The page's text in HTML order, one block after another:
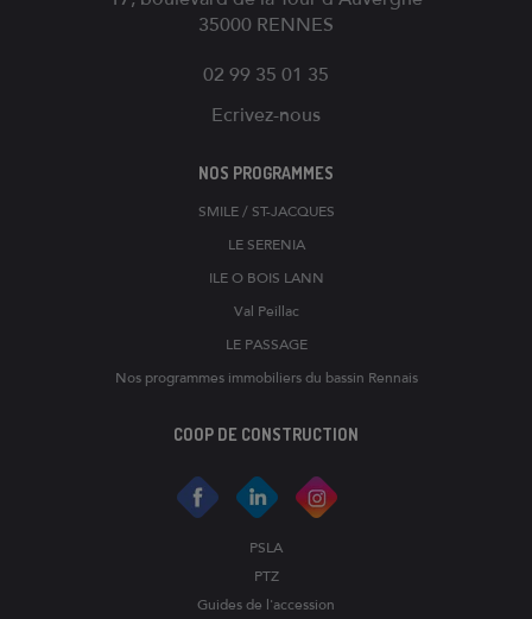
35000 RENNES
02 99 35 01 35
Ecrivez-nous
NOS PROGRAMMES
SMILE / ST-JACQUES
LE SERENIA
ILE O BOIS LANN
Val Peillac
LE PASSAGE
Nos programmes immobiliers du bassin Rennais
COOP DE CONSTRUCTION
PSLA
PTZ
Guides de l'accession